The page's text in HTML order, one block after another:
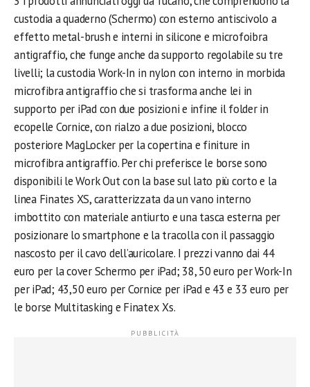
custodia a quaderno (Schermo) con esterno antiscivolo a
effetto metal-brush e interni in silicone e microfoibra
antigraffio, che funge anche da supporto regolabile su tre
livelli; la custodia Work-In in nylon con interno in morbida
microfibra antigraffio che si trasforma anche lei in
supporto per iPad con due posizioni e infine il folder in
ecopelle Cornice, con rialzo a due posizioni, blocco
posteriore MagLocker per la copertina e finiture in
microfibra antigraffio. Per chi preferisce le borse sono
disponibili le Work Out con la base sul lato più corto e la
linea Finates XS, caratterizzata da un vano interno
imbottito con materiale antiurto e una tasca esterna per
posizionare lo smartphone e la tracolla con il passaggio
nascosto per il cavo dell’auricolare. I prezzi vanno dai 44
euro per la cover Schermo per iPad; 38, 50 euro per Work-In
per iPad; 43,50 euro per Cornice per iPad e 43 e 33 euro per
le borse Multitasking e Finatex Xs.